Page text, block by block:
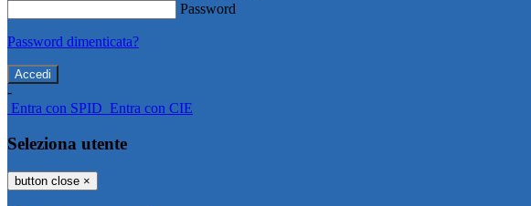
Password
Password dimenticata?
-
Entra con SPID Entra con CIE
Seleziona utente
button close ×